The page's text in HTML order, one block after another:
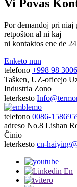
Vi Povas
Por demandoj pri niaj
retpoŝton al ni kaj
ni kontaktos ene de
Enketo nun
telefono +998 98
Taŝken, UZ-oficejo
Industria Zono
leterkesto
telefono 0086-
adreso No.8 Lishan
Ĉinio
leterkesto cn-